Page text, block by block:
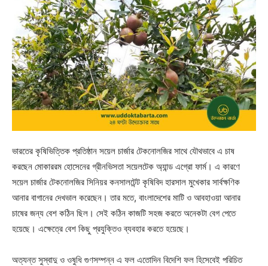
ভারতের কৃষিভিত্তিক প্রতিষ্ঠান সয়েল চার্জার টেকনোলজির সাথে যৌথভাবে এ চাষ
করছেন মোকাররম হোসেনের গ্রীনভিসতা সয়েলটেক অ্যান্ড এগ্রো ফার্ম। এ কারণে
সয়েল চার্জার টেকনোলজির সিনিয়র কনসালটেন্ট কৃষিবিদ হারসাল মুখেকার সার্বক্ষণিক
আনার বাগানের দেখভাল করেছেন। তার মতে, বাংলাদেশের মাটি ও আবহাওয়া আনার
চাষের জন্য বেশ কঠিন ছিল। সেই কঠিন কাজটি সহজ করতে অনেকটা বেগ পেতে
হয়েছে। এক্ষেত্রে বেশ কিছু প্রযুক্তিও ব্যবহার করতে হয়েছে।
অত্যন্ত সুস্বাদু ও ওষুধি গুণসম্পন্ন এ ফল এতোদিন বিদেশি ফল হিসেবেই পরিচিত